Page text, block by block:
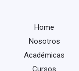
Home
Nosotros
Académicas
Cursos